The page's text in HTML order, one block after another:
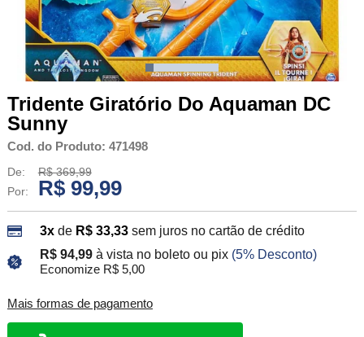
Tridente Giratório Do Aquaman DC
Sunny
Cod. do Produto: 471498
De:
R$ 369,99
Por:
R$ 99,99
3xde R$ 33,33 sem juros no cartão de crédito
R$ 94,99 à vista no boleto ou pix (5% Desconto)
Economize R$ 5,00
Mais formas de pagamento